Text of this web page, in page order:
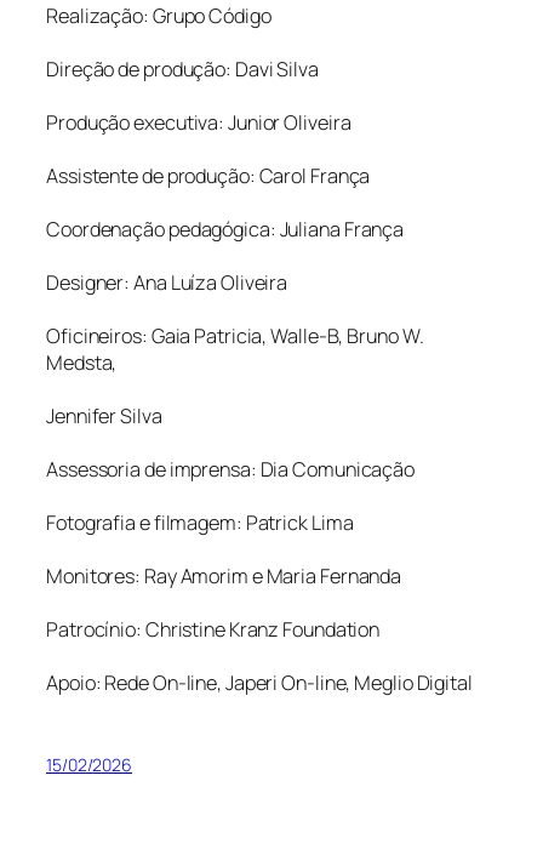
Realização: Grupo Código
Direção de produção: Davi Silva
Produção executiva: Junior Oliveira
Assistente de produção: Carol França
Coordenação pedagógica: Juliana França
Designer: Ana Luíza Oliveira
Oficineiros: Gaia Patricia, Walle-B, Bruno W.
Medsta,
Jennifer Silva
Assessoria de imprensa: Dia Comunicação
Fotografia e filmagem: Patrick Lima
Monitores: Ray Amorim e Maria Fernanda
Patrocínio: Christine Kranz Foundation
Apoio: Rede On-line, Japeri On-line, Meglio Digital
15/02/2026